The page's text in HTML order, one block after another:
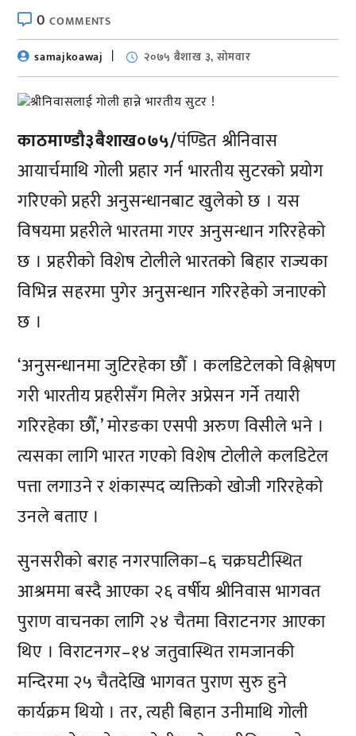
0COMMENTS
samajkoawaj
२०७५ बैशाख ३, सोमवार
काठमाण्डाै३बैशाख०७५/पंण्डित श्रीनिवास
आयार्चमाथि गोली प्रहार गर्न भारतीय सुटरको प्रयोग
गरिएको प्रहरी अनुसन्धानबाट खुलेको छ । यस
विषयमा प्रहरीले भारतमा गएर अनुसन्धान गरिरहेको
छ । प्रहरीको विशेष टोलीले भारतको बिहार राज्यका
विभिन्न सहरमा पुगेर अनुसन्धान गरिरहेको जनाएको
छ ।
‘अनुसन्धानमा जुटिरहेका छौँ । कलडिटेलको विश्लेषण
गरी भारतीय प्रहरीसँग मिलेर अप्रेसन गर्ने तयारी
गरिरहेका छौँ,’ मोरङका एसपी अरुण विसीले भने ।
त्यसका लागि भारत गएको विशेष टोलीले कलडिटेल
पत्ता लगाउने र शंकास्पद व्यक्तिको खोजी गरिरहेको
उनले बताए ।
सुनसरीको बराह नगरपालिका–६ चक्रघटीस्थित
आश्रममा बस्दै आएका २६ वर्षीय श्रीनिवास भागवत
पुराण वाचनका लागि २४ चैतमा विराटनगर आएका
थिए । विराटनगर–१४ जतुवास्थित रामजानकी
मन्दिरमा २५ चैतदेखि भागवत पुराण सुरु हुने
कार्यक्रम थियो । तर, त्यही बिहान उनीमाथि गोली